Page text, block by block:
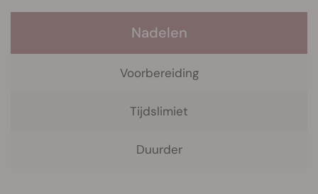
Nadelen
Voorbereiding
Tijdslimiet
Duurder